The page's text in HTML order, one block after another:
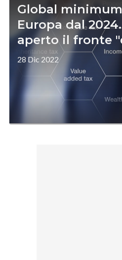
Global
Europa dal
aperto il fronte
28 Dic 2022